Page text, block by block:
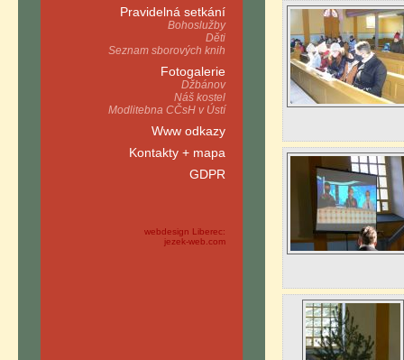
Pravidelná setkání
Bohoslužby
Děti
Seznam sborových knih
Fotogalerie
Džbánov
Náš kostel
Modlitebna CČsH v Ústí
Www odkazy
Kontakty + mapa
GDPR
webdesign Liberec:
jezek-web.com